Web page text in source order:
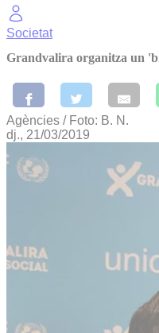
Societat
Grandvalira organitza un
Agències / Foto: B. N.
dj., 21/03/2019